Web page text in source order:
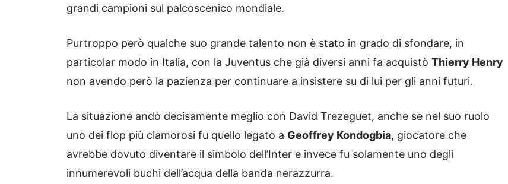
grandi campioni sul palcoscenico mondiale.
Purtroppo però qualche suo grande talento non è stato in grado di sfondare, in
particolar modo in Italia, con la Juventus che già diversi anni fa acquistò Thierry Henry
non avendo però la pazienza per continuare a insistere su di lui per gli anni futuri.
La situazione andò decisamente meglio con David Trezeguet, anche se nel suo ruolo
uno dei flop più clamorosi fu quello legato a Geoffrey Kondogbia, giocatore che
avrebbe dovuto diventare il simbolo dell’Inter e invece fu solamente uno degli
innumerevoli buchi dell’acqua della banda nerazzurra.